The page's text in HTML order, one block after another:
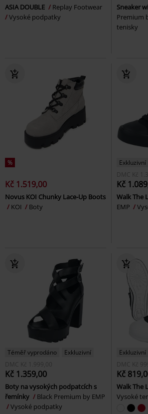
ASIA DOUBLE
Replay Footwear
Vysoké podpatky
Sneaker
Premium
tenisky
%
Kč 1.519,00
Novus KOI Chunky Lace-Up Boots
KOI
Boty
Exkluzivní
DMC
Kč
Kč
Walk The
EMP
Téměř vyprodáno
Exkluzivní
DMC
Kč 1.999,00
Kč 1.359,00
Boty na vysokých podpatcích s
řemínky
Black Premium by EMP
Vysoké podpatky
Exkluzivní
DMC
Kč
Kč
Walk The
Vysoké